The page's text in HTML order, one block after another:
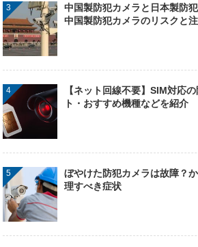
中国製防犯カメラと日本製防
中国製防犯カメラのリスクと
【ネット回線不要】SIM対応
ト・おすすめ機種などを紹介
ぼやけた防犯カメラは故障？
理すべき症状